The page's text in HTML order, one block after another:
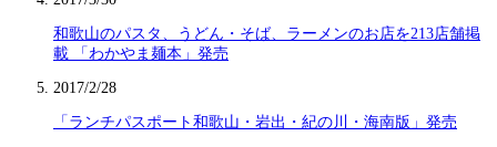
和歌山のパスタ、うどん・そば、ラーメンのお店を213店舗掲
載 「わかやま麺本」発売
2017/2/28
「ランチパスポート和歌山・岩出・紀の川・海南版」発売